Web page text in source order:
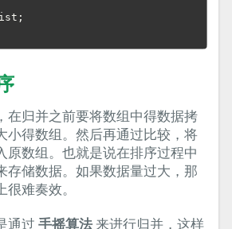
;
在归并之前要将数组中得数据拷
小得数组。然后再通过比较，将
原数组。也就是说在排序过程中
存储数据。如果数据量过大，那
难奏效。
通过 手摇算法 来进行归并，这样